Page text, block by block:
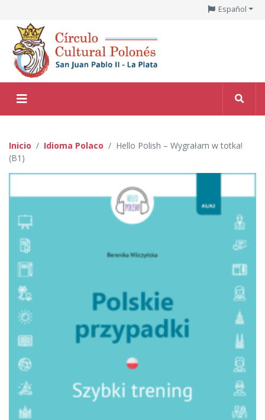
Español
Inicio Idioma Polaco
Hello Polish – Wygrałam w totka!
(B1)